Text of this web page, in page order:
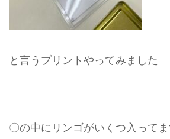
と言うプリントやってみました
〇の中にリンゴがいくつ入ってま